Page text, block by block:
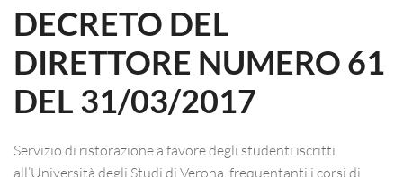
DECRETO DEL
DIRETTORE NUMERO 61
DEL 31/03/2017
Servizio di ristorazione a favore degli studenti iscritti
all’Università degli Studi di Verona, frequentanti i corsi di